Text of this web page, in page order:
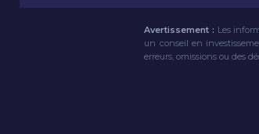
Avertissement : Les
un conseil en
erreurs, omissions ou des